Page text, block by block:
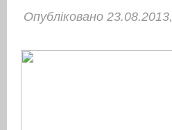
Опубліковано 23.08.2013,